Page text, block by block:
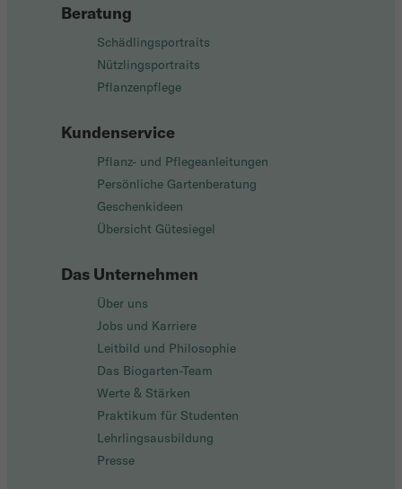
Beratung
Schädlingsportraits
Nützlingsportraits
Pflanzenpflege
Kundenservice
Pflanz- und Pflegeanleitungen
Persönliche Gartenberatung
Geschenkideen
Übersicht Gütesiegel
Das Unternehmen
Über uns
Jobs und Karriere
Leitbild und Philosophie
Das Biogarten-Team
Werte & Stärken
Praktikum für Studenten
Lehrlingsausbildung
Presse